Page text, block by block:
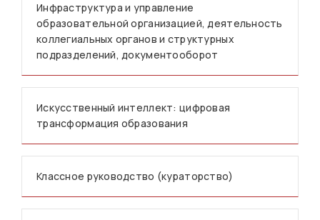
Инфраструктура и управление
образовательной организацией, деятельность
коллегиальных органов и структурных
подразделений, документооборот
Искусственный интеллект: цифровая
трансформация образования
Классное руководство (кураторство)